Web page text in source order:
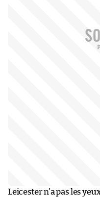
Leicester n’a pas les